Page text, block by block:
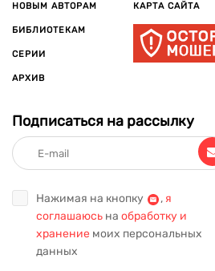
НОВЫМ АВТОРАМ
БИБЛИОТЕКАМ
СЕРИИ
АРХИВ
КАРТА САЙТА
Подписаться на рассылку
Нажимая на кнопку , я
соглашаюсь на обработку и
хранение моих персональных
данных